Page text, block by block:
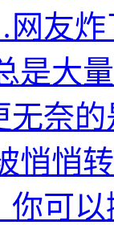
友炸
是大
无奈
悄悄
你可